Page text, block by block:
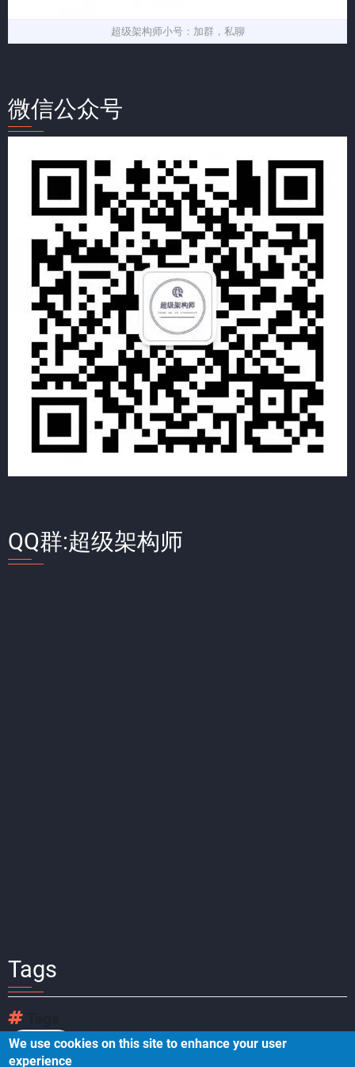
超级架构师小号：加群，私聊
微信公众号
QQ群:超级架构师
Tags
数据架构
We use cookies on this site to enhance your user
experience